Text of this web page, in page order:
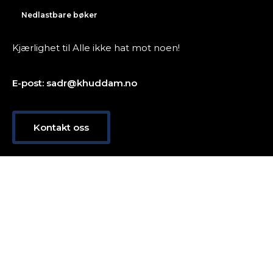
Nedlastbare bøker
Kjærlighet til Alle ikke hat mot noen!
E-post: sadr@khuddam.no
Kontakt oss